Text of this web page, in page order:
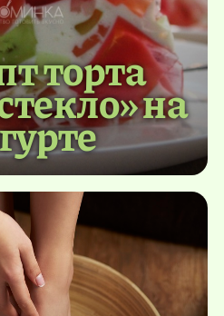
торта
на